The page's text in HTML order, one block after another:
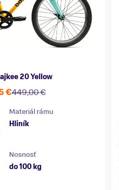
20 Yellow
449,00 €
€
Materiál rámu
Hliník
Nosnosť
do 100 kg